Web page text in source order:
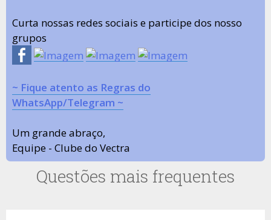
Curta nossas redes sociais e participe dos nosso
grupos
~ Fique atento as Regras do
WhatsApp/Telegram ~
Um grande abraço,
Equipe - Clube do Vectra
Questões mais frequentes